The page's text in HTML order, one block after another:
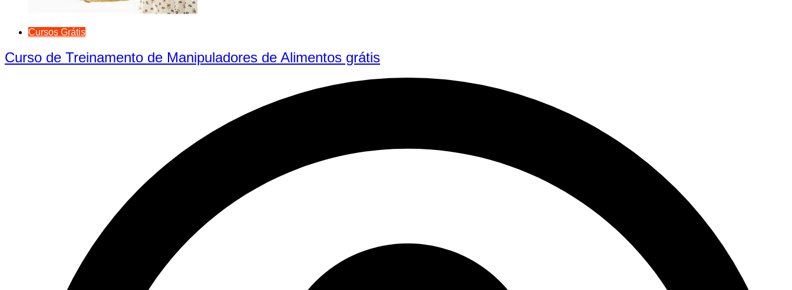
Cursos Grátis
Curso de Treinamento de Manipuladores de Alimentos grátis